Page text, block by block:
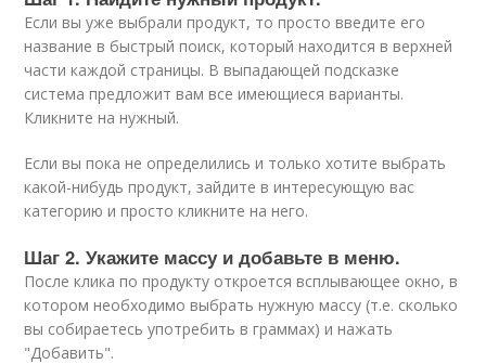
Если вы уже выбрали продукт, то просто введите его
название в быстрый поиск, который находится в верхней
части каждой страницы. В выпадающей подсказке
система предложит вам все имеющиеся варианты.
Кликните на нужный.
Если вы пока не определились и только хотите выбрать
какой-нибудь продукт, зайдите в интересующую вас
категорию и просто кликните на него.
Шаг 2. Укажите массу и добавьте в меню.
После клика по продукту откроется всплывающее окно, в
котором необходимо выбрать нужную массу (т.е. сколько
вы собираетесь употребить в граммах) и нажать
"Добавить".